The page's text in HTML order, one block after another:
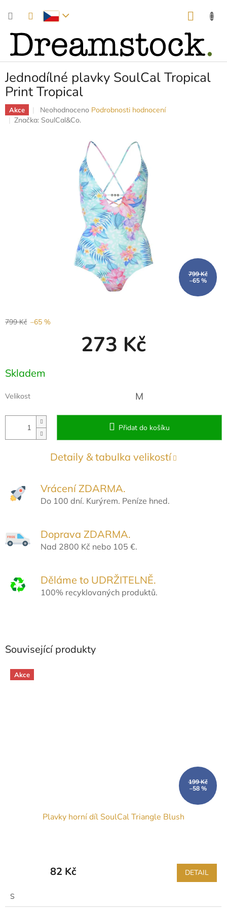
Jednodílné plavky SoulCal Tropical
Print Tropical
Akce
Průměrné
hodnocení
Neohodnoceno Podrobnosti hodnocení
Značka: SoulCal&Co.
799 Kč
–65 %
799 Kč –65 %
273 Kč
Měrná
cena:
Skladem
Velikost M
Přidat do košíku
Detaily & tabulka velikostí
Vrácení ZDARMA.
Do 100 dní. Kurýrem. Peníze hned.
Doprava ZDARMA.
Nad 2800 Kč nebo 105 €.
Děláme to UDRŽITELNĚ.
100% recyklovaných produktů.
Související produkty
Akce
199 Kč
–58 %
Plavky horní díl SoulCal Triangle Blush
82 Kč DETAIL
S